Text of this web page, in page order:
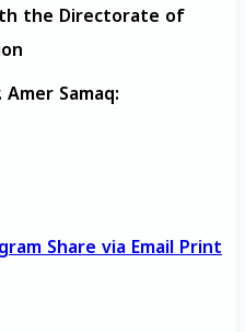
the Directorate of
Samaq:
Share via EmailPrint